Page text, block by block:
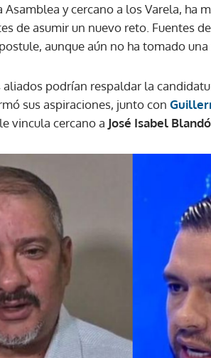
y cercano a los Varela, ha
de asumir un nuevo reto. Fuentes
aunque aún no ha tomado una
podrían respaldar la
sus aspiraciones, junto con
vincula cercano a José Isabel